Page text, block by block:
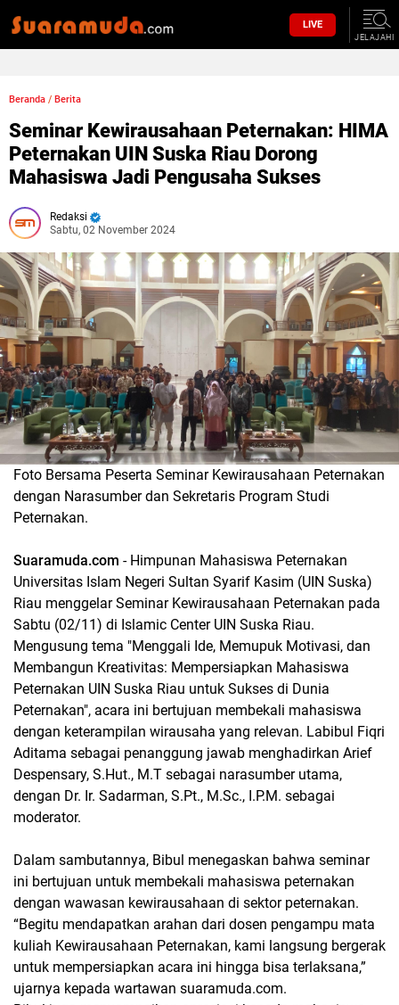
LIVE
JELAJAHI
Beranda / Berita
Seminar Kewirausahaan Peternakan: HIMA
Peternakan UIN Suska Riau Dorong
Mahasiswa Jadi Pengusaha Sukses
Redaksi
Sabtu, 02 November 2024
Foto Bersama Peserta Seminar Kewirausahaan Peternakan
dengan Narasumber dan Sekretaris Program Studi
Peternakan.
Suaramuda.com - Himpunan Mahasiswa Peternakan
Universitas Islam Negeri Sultan Syarif Kasim (UIN Suska)
Riau menggelar Seminar Kewirausahaan Peternakan pada
Sabtu (02/11) di Islamic Center UIN Suska Riau.
Mengusung tema "Menggali Ide, Memupuk Motivasi, dan
Membangun Kreativitas: Mempersiapkan Mahasiswa
Peternakan UIN Suska Riau untuk Sukses di Dunia
Peternakan", acara ini bertujuan membekali mahasiswa
dengan keterampilan wirausaha yang relevan. Labibul Fiqri
Aditama sebagai penanggung jawab menghadirkan Arief
Despensary, S.Hut., M.T sebagai narasumber utama,
dengan Dr. Ir. Sadarman, S.Pt., M.Sc., I.P.M. sebagai
moderator.
Dalam sambutannya, Bibul menegaskan bahwa seminar
ini bertujuan untuk membekali mahasiswa peternakan
dengan wawasan kewirausahaan di sektor peternakan.
“Begitu mendapatkan arahan dari dosen pengampu mata
kuliah Kewirausahaan Peternakan, kami langsung bergerak
untuk mempersiapkan acara ini hingga bisa terlaksana,”
ujarnya kepada wartawan suaramuda.com.